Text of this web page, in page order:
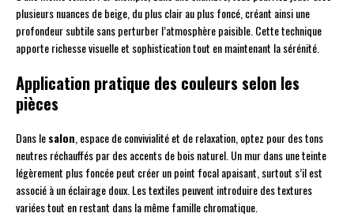
plusieurs nuances de beige, du plus clair au plus foncé, créant ainsi une
profondeur subtile sans perturber l’atmosphère paisible. Cette technique
apporte richesse visuelle et sophistication tout en maintenant la sérénité.
Application pratique des couleurs selon les
pièces
Dans lesalon, espace de convivialité et de relaxation, optez pour des tons
neutres réchauffés par des accents de bois naturel. Un mur dans une teinte
légèrement plus foncée peut créer un point focal apaisant, surtout s’il est
associé à un éclairage doux. Les textiles peuvent introduire des textures
variées tout en restant dans la même famille chromatique.